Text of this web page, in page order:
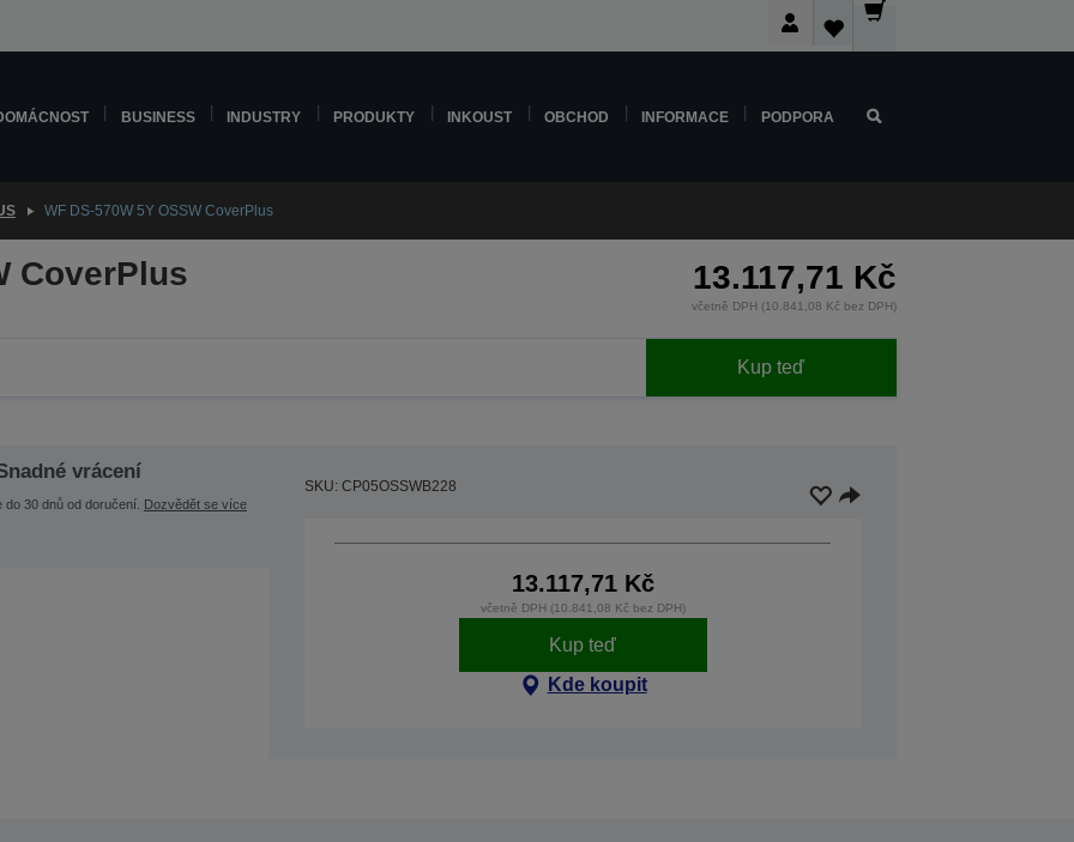
BUSINESS INDUSTRY PRODUKTY INKOUST OBCHOD INFORMACE PODPORA
WF DS-570W 5Y OSSW CoverPlus
CoverPlus 13.117,71 Kč
včetně DPH (10.841,08 Kč bez DPH)
Kup teď
vrácení
do 30 dnů od doručení. Dozvědět se více
SKU: CP05OSSWB228
13.117,71 Kč
včetně DPH (10.841,08 Kč bez DPH)
Kup teď
Kde koupit